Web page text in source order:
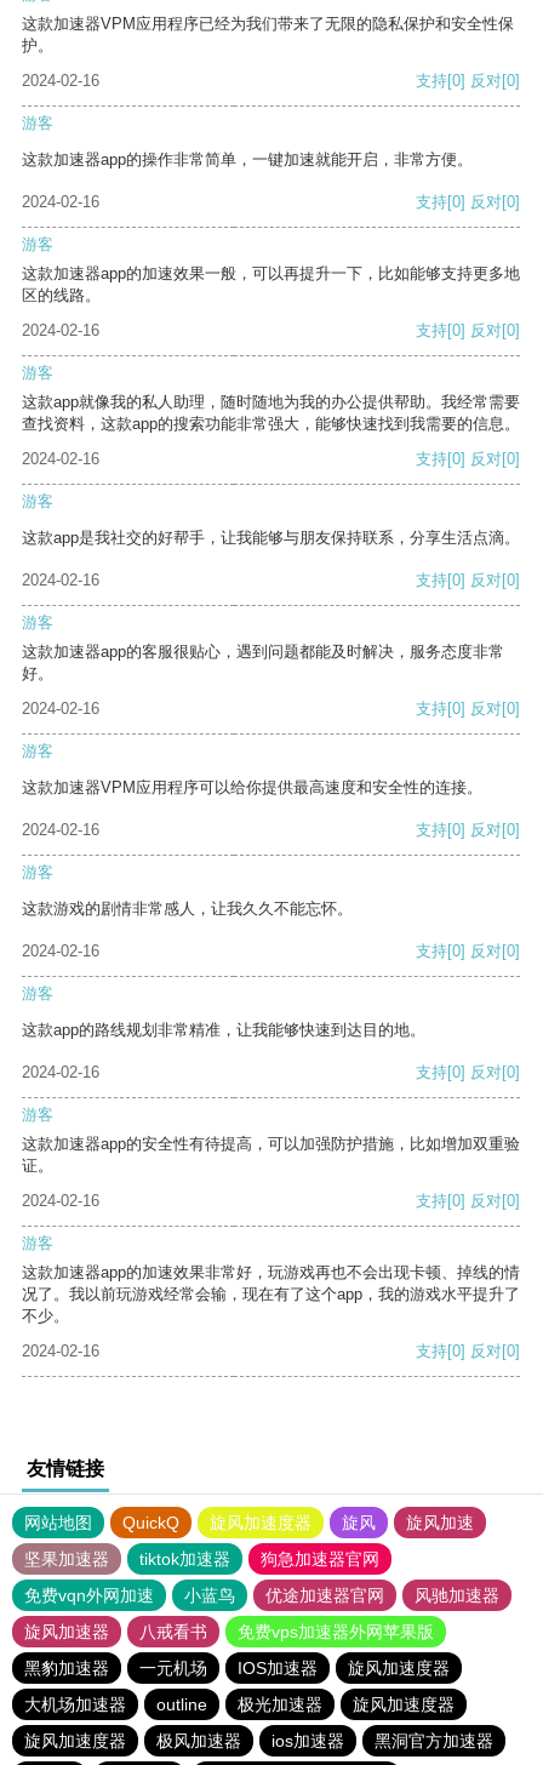
这款加速器VPM应用程序已经为我们带来了无限的隐私保护和安全性保
护。
2024-02-16
支持[0] 反对[0]
游客
这款加速器app的操作非常简单，一键加速就能开启，非常方便。
2024-02-16 支持[0] 反对[0]
游客
这款加速器app的加速效果一般，可以再提升一下，比如能够支持更多地
区的线路。
2024-02-16
支持[0] 反对[0]
游客
这款app就像我的私人助理，随时随地为我的办公提供帮助。我经常需要
查找资料，这款app的搜索功能非常强大，能够快速找到我需要的信息。
2024-02-16
支持[0] 反对[0]
游客
这款app是我社交的好帮手，让我能够与朋友保持联系，分享生活点滴。
2024-02-16 支持[0] 反对[0]
游客
这款加速器app的客服很贴心，遇到问题都能及时解决，服务态度非常
好。
2024-02-16
支持[0] 反对[0]
游客
这款加速器VPM应用程序可以给你提供最高速度和安全性的连接。
2024-02-16 支持[0] 反对[0]
游客
这款游戏的剧情非常感人，让我久久不能忘怀。
2024-02-16 支持[0] 反对[0]
游客
这款app的路线规划非常精准，让我能够快速到达目的地。
2024-02-16 支持[0] 反对[0]
游客
这款加速器app的安全性有待提高，可以加强防护措施，比如增加双重验
证。
2024-02-16
支持[0] 反对[0]
游客
这款加速器app的加速效果非常好，玩游戏再也不会出现卡顿、掉线的情
况了。我以前玩游戏经常会输，现在有了这个app，我的游戏水平提升了
不少。
2024-02-16
支持[0] 反对[0]
友情链接
网站地图 QuickQ 旋风加速度器 旋风
旋风加速
坚果加速器
tiktok加速器
狗急加速器官网
免费vqn外网加速
小蓝鸟 优途加速器官网
风驰加速器
旋风加速器
八戒看书
免费vps加速器外网苹果版
黑豹加速器
一元机场 IOS加速器
旋风加速度器
大机场加速器
outline 极光加速器
旋风加速度器
旋风加速度器
极风加速器 ios加速器 黑洞官方加速器